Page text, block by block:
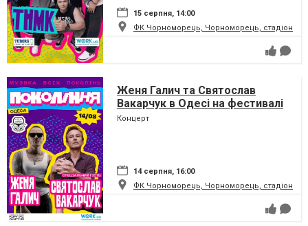
15 серпня, 14:00
ФК Чорноморець, Чорноморець, стадіон
Женя Галич та Святослав
Вакарчук в Одесі на фестивалі
"Покоління"
Концерт
14 серпня, 16:00
ФК Чорноморець, Чорноморець, стадіон